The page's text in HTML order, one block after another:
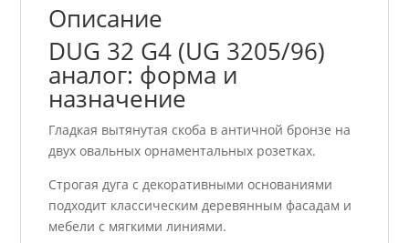
Описание
DUG 32 G4 (UG 3205/96)
аналог: форма и
назначение
Гладкая вытянутая скоба в античной бронзе на
двух овальных орнаментальных розетках.
Строгая дуга с декоративными основаниями
подходит классическим деревянным фасадам и
мебели с мягкими линиями.